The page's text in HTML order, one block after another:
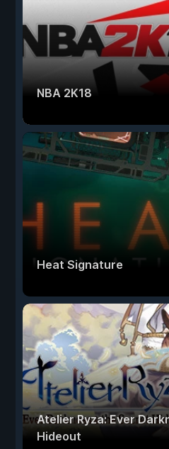
NBA 2K18
Heat Signature
Atelier Ryza: Ever
Hideout